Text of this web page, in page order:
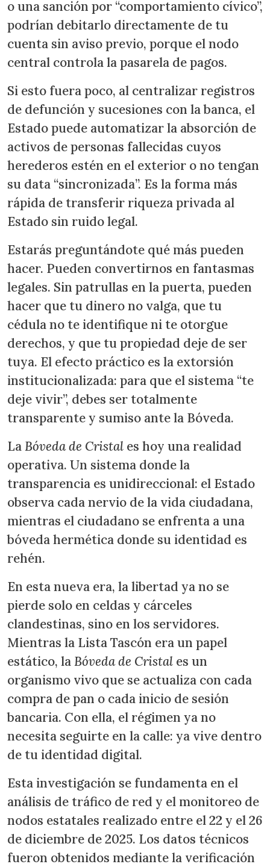
o una sanción por “comportamiento cívico”,
podrían debitarlo directamente de tu
cuenta sin aviso previo, porque el nodo
central controla la pasarela de pagos.
Si esto fuera poco, al centralizar registros
de defunción y sucesiones con la banca, el
Estado puede automatizar la absorción de
activos de personas fallecidas cuyos
herederos estén en el exterior o no tengan
su data “sincronizada”. Es la forma más
rápida de transferir riqueza privada al
Estado sin ruido legal.
Estarás preguntándote qué más pueden
hacer. Pueden convertirnos en fantasmas
legales. Sin patrullas en la puerta, pueden
hacer que tu dinero no valga, que tu
cédula no te identifique ni te otorgue
derechos, y que tu propiedad deje de ser
tuya. El efecto práctico es la extorsión
institucionalizada: para que el sistema “te
deje vivir”, debes ser totalmente
transparente y sumiso ante la Bóveda.
LaBóveda de Cristal es hoy una realidad
operativa. Un sistema donde la
transparencia es unidireccional: el Estado
observa cada nervio de la vida ciudadana,
mientras el ciudadano se enfrenta a una
bóveda hermética donde su identidad es
rehén.
En esta nueva era, la libertad ya no se
pierde solo en celdas y cárceles
clandestinas, sino en los servidores.
Mientras la Lista Tascón era un papel
estático, laBóveda de Cristal es un
organismo vivo que se actualiza con cada
compra de pan o cada inicio de sesión
bancaria. Con ella, el régimen ya no
necesita seguirte en la calle: ya vive dentro
de tu identidad digital.
Esta investigación se fundamenta en el
análisis de tráfico de red y el monitoreo de
nodos estatales realizado entre el 22 y el 26
de diciembre de 2025. Los datos técnicos
fueron obtenidos mediante la verificación